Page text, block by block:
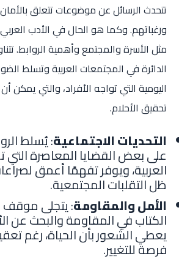
تتحدث الرسائل عن موضوعات تتعلق
ورغباتهم. وكما هو الحال في الأدب العربي،
مثل الأسرة والمجتمع وأهمية الروابط.
الدائرة في المجتمعات العربية وتسلط
اليومية التي تواجه الأفراد، والتي يمكن
تحقيق الأحلام.
التحديات الاجتماعية: يُسلط
على بعض القضايا المعاصرة
العربية، ويوفر تفهمًا أعمق
ظل التقلبات المجتمعية.
الأمل والمقاومة: يتجلى
الكتاب في المقاومة والبحث عن
يعطي الشعور بأن الحياة، رغم
فرصة للتغيير.